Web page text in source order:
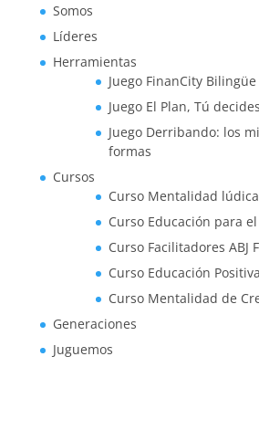
Somos
Líderes
Herramientas
Juego FinanCity Bilingüe
Juego El Plan, Tú decides
Juego Derribando: los
formas
Cursos
Curso Mentalidad
Curso Educación para
Curso Facilitadores ABJ
Curso Educación Positiva
Curso Mentalidad de
Generaciones
Juguemos